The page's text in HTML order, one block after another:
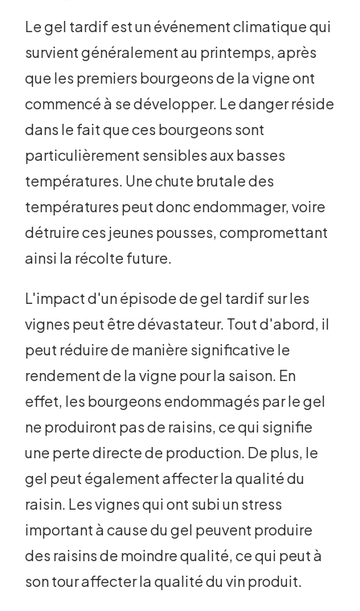
Le gel tardif est un événement climatique qui
survient généralement au printemps, après
que les premiers bourgeons de la vigne ont
commencé à se développer. Le danger réside
dans le fait que ces bourgeons sont
particulièrement sensibles aux basses
températures. Une chute brutale des
températures peut donc endommager, voire
détruire ces jeunes pousses, compromettant
ainsi la récolte future.
L'impact d'un épisode de gel tardif sur les
vignes peut être dévastateur. Tout d'abord, il
peut réduire de manière significative le
rendement de la vigne pour la saison. En
effet, les bourgeons endommagés par le gel
ne produiront pas de raisins, ce qui signifie
une perte directe de production. De plus, le
gel peut également affecter la qualité du
raisin. Les vignes qui ont subi un stress
important à cause du gel peuvent produire
des raisins de moindre qualité, ce qui peut à
son tour affecter la qualité du vin produit.